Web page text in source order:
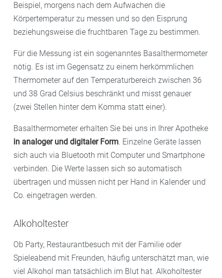
Beispiel, morgens nach dem Aufwachen die
Körpertemperatur zu messen und so den Eisprung
beziehungsweise die fruchtbaren Tage zu bestimmen.
Für die Messung ist ein sogenanntes Basalthermometer
nötig. Es ist im Gegensatz zu einem herkömmlichen
Thermometer auf den Temperaturbereich zwischen 36
und 38 Grad Celsius beschränkt und misst genauer
(zwei Stellen hinter dem Komma statt einer).
Basalthermometer erhalten Sie bei uns in Ihrer Apotheke
in analoger und digitaler Form. Einzelne Geräte lassen
sich auch via Bluetooth mit Computer und Smartphone
verbinden. Die Werte lassen sich so automatisch
übertragen und müssen nicht per Hand in Kalender und
Co. eingetragen werden.
Alkoholtester
Ob Party, Restaurantbesuch mit der Familie oder
Spieleabend mit Freunden, häufig unterschätzt man, wie
viel Alkohol man tatsächlich im Blut hat. Alkoholtester